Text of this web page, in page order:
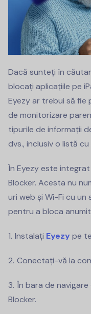
Dacă sunteți în
blocați aplicațiile pe
Eyezy ar trebui să fie
de monitorizare
tipurile de informații
dvs., inclusiv o listă
În Eyezy este
Blocker. Acesta nu
uri web și Wi-Fi cu un
pentru a bloca
Instalați Eyezy pe
Conectați-vă la
În bara de
Blocker.